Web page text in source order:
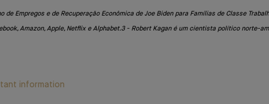
de Empregos e de Recuperação Econômica de Joe Biden para Famílias de Classe
Amazon, Apple, Netflix e Alphabet.3 - Robert Kagan é um cientista político norte-
information